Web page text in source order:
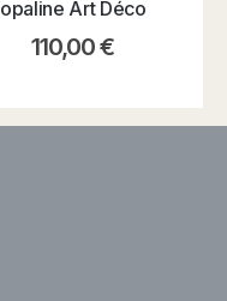
opaline Art Déco
110,00€